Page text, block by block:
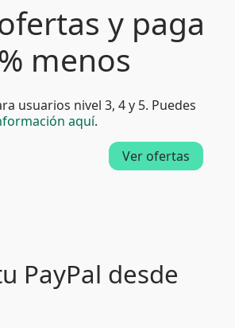
y paga
menos
usuarios nivel 3, 4 y 5. Puedes
aquí.
Ver ofertas
PayPal desde